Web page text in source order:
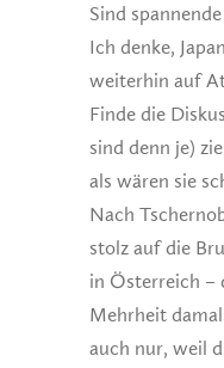
Sind
Ich denke,
weiterhin auf
Finde die
sind denn je)
als wären sie
Nach
stolz auf die
in Österreich –
Mehrheit
auch nur, weil